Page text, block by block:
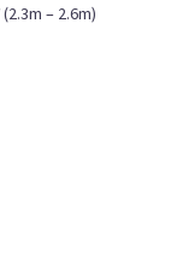
– 2.6m)